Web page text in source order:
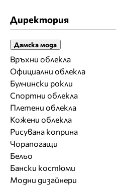
Директория
Дамска мода
Връхни облекла
Официални облекла
Булчински рокли
Спортни облекла
Плетени облекла
Кожени облекла
Рисувана коприна
Чорапогащи
Бельо
Бански костюми
Модни дизайнери